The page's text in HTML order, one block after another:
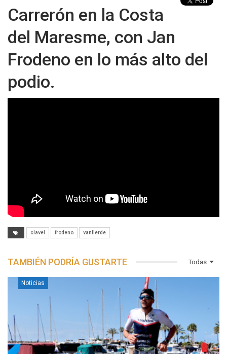
Carrerón en la Costa
del Maresme, con Jan
Frodeno en lo más alto del
podio.
clavel frodeno vanlierde
Todas
TAMBIÉN PODRÍA GUSTARTE
Noticias